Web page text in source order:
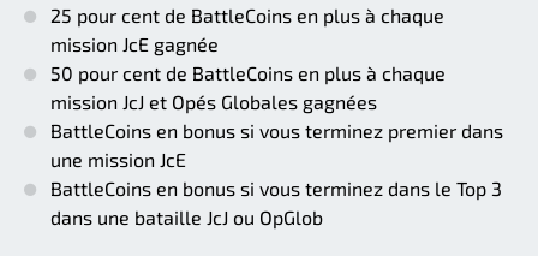
25 pour cent de BattleCoins en plus à chaque
mission JcE gagnée
50 pour cent de BattleCoins en plus à chaque
mission JcJ et Opés Globales gagnées
BattleCoins en bonus si vous terminez premier dans
une mission JcE
BattleCoins en bonus si vous terminez dans le Top 3
dans une bataille JcJ ou OpGlob